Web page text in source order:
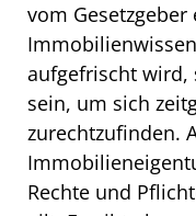
vom
aufgefrischt wird,
sein, um sich
zurechtzufinden.
Rechte und